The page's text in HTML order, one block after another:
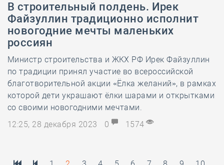
В строительный полдень. Ирек
Файзуллин традиционно исполнит
новогодние мечты маленьких
россиян
Министр строительства и ЖКХ РФ Ирек Файзуллин
по традиции принял участие во всероссийской
благотворительной акции «Ёлка желаний», в рамках
которой дети украшают ёлки шарами и открытками
со своими новогодними мечтами.
12:25, 28 декабря 2023
0 1574